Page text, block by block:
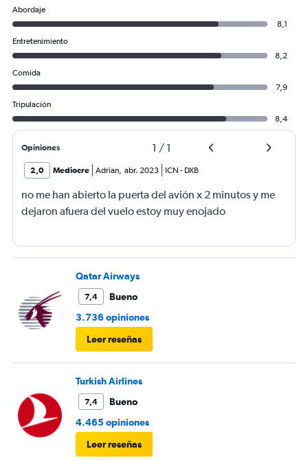
Abordaje
8,1
Entretenimiento
8,2
Comida
7,9
Tripulación
8,4
Opiniones 1 / 1
2,0 Mediocre Adrian, abr. 2023 ICN - DXB
no me han abierto la puerta del avión x 2 minutos y me
dejaron afuera del vuelo estoy muy enojado
Qatar Airways
7,4
Bueno
3.736 opiniones
Leer reseñas
Turkish Airlines
7,4
Bueno
4.465 opiniones
Leer reseñas